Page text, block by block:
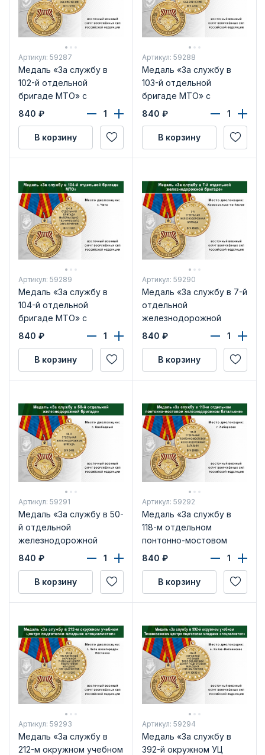
Артикул: 59287
Медаль «За службу в
102-й отдельной
бригаде МТО» с
бланком удостоверения
840 ₽
В корзину
Артикул: 59288
Медаль «За службу в
103-й отдельной
бригаде МТО» с
бланком удостоверения
840 ₽
В корзину
Артикул: 59289
Медаль «За службу в
104-й отдельной
бригаде МТО» с
бланком удостоверения
840 ₽
В корзину
Артикул: 59290
Медаль «За службу в 7-й
отдельной
железнодорожной
бригаде» с бланком
840 ₽
В корзину
Артикул: 59291
Медаль «За службу в 50-
й отдельной
железнодорожной
бригаде» с бланком
840 ₽
В корзину
Артикул: 59292
Медаль «За службу в
118-м отдельном
понтонно-мостовом
железнодорожном
удостоверения
840 ₽
В корзину
Артикул: 59293
Медаль «За службу в
212-м окружном учебном
Артикул: 59294
Медаль «За службу в
392-й окружном УЦ